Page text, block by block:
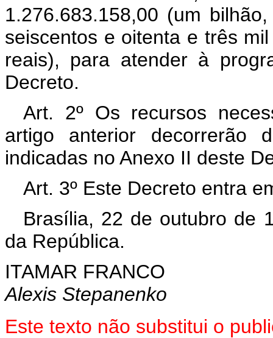
1.276.683.158,00 (um
seiscentos e oitenta e três
reais), para atender à
Decreto.
Art. 2º Os recursos
artigo anterior decorrerão
indicadas no Anexo II deste
Art. 3º Este Decreto entra
Brasília, 22 de outubro de
da República.
ITAMAR FRANCO
Alexis Stepanenko
Este texto não substitui o